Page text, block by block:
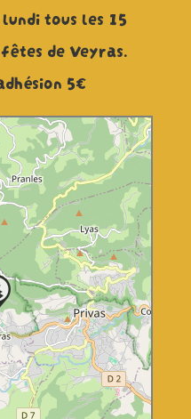
tous les 15
de Veyras.
5€